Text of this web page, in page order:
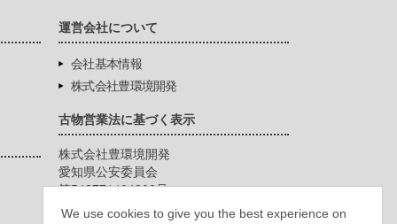
We use cookies to give you the best experience on
運営会社について
会社基本情報
株式会社豊環境開発
古物営業法に基づく表示
株式会社豊環境開発
愛知県公安委員会
第542771404200号